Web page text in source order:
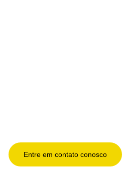
Entre em contato conosco